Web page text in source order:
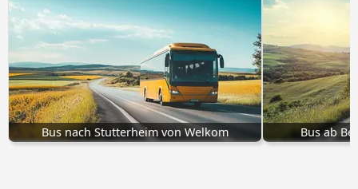
Bus nach Stutterheim von Welkom Bus ab